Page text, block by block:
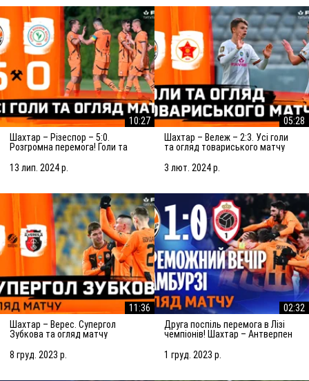
10:27
Шахтар – Різеспор – 5:0.
Розгромна перемога! Голи та
13 лип. 2024 р.
05:28
Шахтар – Вележ – 2:3. Усі голи
та огляд товариського матчу
3 лют. 2024 р.
11:36
Шахтар – Верес. Супергол
Зубкова та огляд матчу
8 груд. 2023 р.
02:32
Друга поспіль перемога в Лізі
чемпіонів! Шахтар – Антверпен
1 груд. 2023 р.